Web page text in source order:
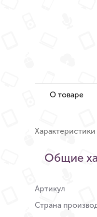
О товаре
Характеристики
Общие
Артикул
Страна